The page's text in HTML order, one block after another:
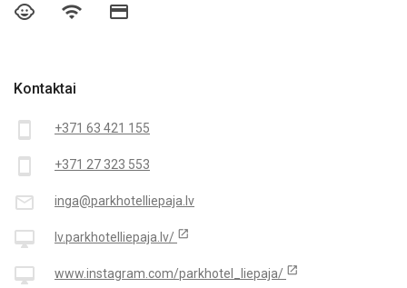
Kontaktai
smartphone +371 63 421 155
smartphone +371 27 323 553
mail_outline inga@parkhotelliepaja.lv
desktop_mac lv.parkhotelliepaja.lv/ open_in_new
desktop_mac www.instagram.com/parkhotel_liepaja/ open_in_new
child_care wifi credit_card